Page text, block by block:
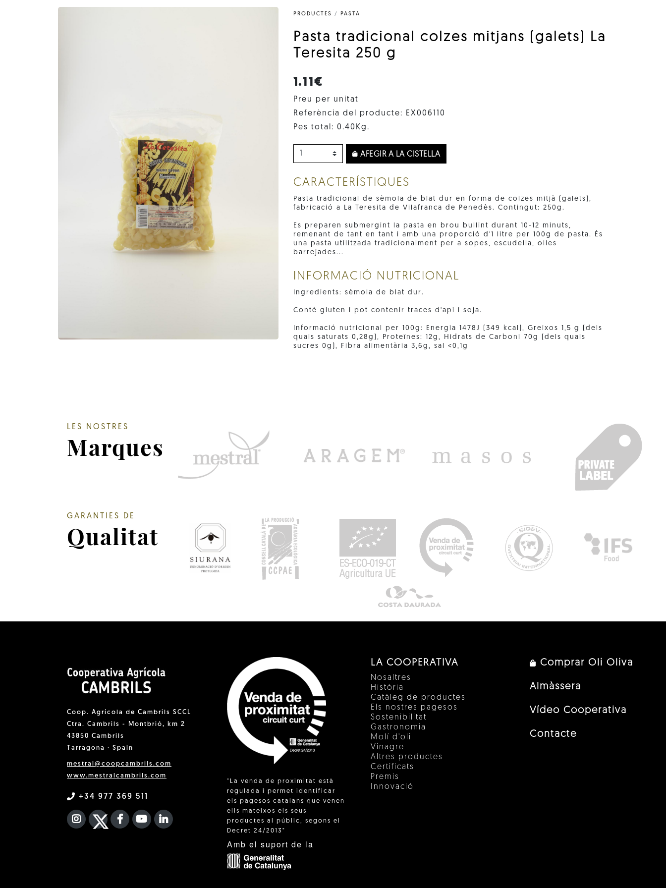
PRODUCTES / PASTA
Pasta tradicional colzes mitjans (galets) La
Teresita 250 g
1.11€
Preu per unitat
Referència del producte: EX006110
Pes total: 0.40Kg.
AFEGIR A LA CISTELLA
CARACTERÍSTIQUES
Pasta tradicional de sèmola de blat dur en forma de colzes mitjà (galets),
fabricació a La Teresita de Vilafranca de Penedès. Contingut: 250g.
Es preparen submergint la pasta en brou bullint durant 10-12 minuts,
remenant de tant en tant i amb una proporció d'1 litre per 100g de pasta. És
una pasta utilitzada tradicionalment per a sopes, escudella, olles
barrejades...
INFORMACIÓ NUTRICIONAL
Ingredients: sèmola de blat dur.
Conté gluten i pot contenir traces d'api i soja.
Informació nutricional per 100g: Energia 1478J (349 kcal), Greixos 1,5 g (dels
quals saturats 0,28g), Proteïnes: 12g, Hidrats de Carboni 70g (dels quals
sucres 0g), Fibra alimentària 3,6g, sal <0,1g
LES NOSTRES
Marques
GARANTIES DE
Qualitat
Coop. Agrícola de Cambrils SCCL
Ctra. Cambrils - Montbrió, km 2
43850 Cambrils
Tarragona · Spain
mestral@coopcambrils.com
www.mestralcambrils.com
+34 977 369 511
INSTAGRAM
TWITTER
FACEBOOK F
YOUTUBEFA LINKEDIN IN
"La venda de proximitat està
regulada i permet identificar
els pagesos catalans que venen
ells mateixos els seus
productes al públic, segons el
Decret 24/2013"
Amb el suport de la
LA COOPERATIVA
Nosaltres
Història
Catàleg de productes
Els nostres pagesos
Sostenibilitat
Gastronomia
Molí d'oli
Vinagre
Altres productes
Certificats
Premis
Innovació
Comprar Oli Oliva
Almàssera
Vídeo Cooperativa
Contacte